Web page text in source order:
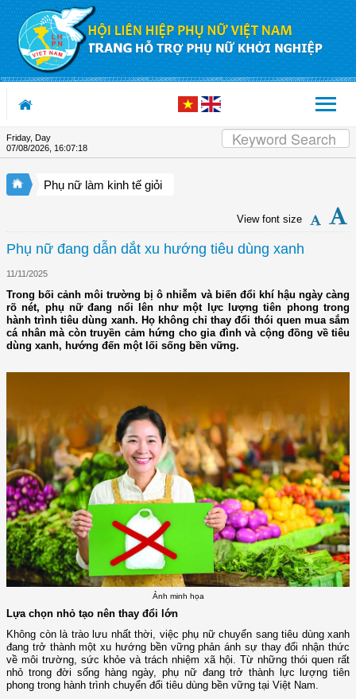
Skip to Content
Friday, Day
07/08/2026 16:07:19
Phụ nữ làm kinh tế giỏi
View font size
Phụ nữ đang dẫn dắt xu hướng tiêu dùng xanh
11/11/2025
Trong bối cảnh môi trường bị ô nhiễm và biến đổi khí hậu ngày càng
rõ nét, phụ nữ đang nổi lên như một lực lượng tiên phong trong
hành trình tiêu dùng xanh. Họ không chỉ thay đổi thói quen mua sắm
cá nhân mà còn truyền cảm hứng cho gia đình và cộng đồng về tiêu
dùng xanh, hướng đến một lối sống bền vững.
Ảnh minh họa
Lựa chọn nhỏ tạo nên thay đổi lớn
Không còn là trào lưu nhất thời, việc phụ nữ chuyển sang tiêu dùng xanh
đang trở thành một xu hướng bền vững phản ánh sự thay đổi nhận thức
về môi trường, sức khỏe và trách nhiệm xã hội. Từ những thói quen rất
nhỏ trong đời sống hàng ngày, phụ nữ đang trở thành lực lượng tiên
phong trong hành trình chuyển đổi tiêu dùng bền vững tại Việt Nam.